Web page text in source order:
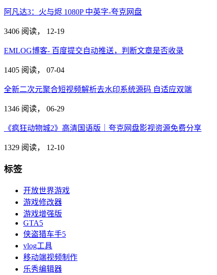
阿凡达3：火与烬 1080P 中英字-夸克网盘
3406 阅读， 12-19
EMLOG博客- 百度提交自动推送，判断文章是否收录
1405 阅读， 07-04
全新二次元聚合短视频解析去水印系统源码 自适应双端
1346 阅读， 06-29
《疯狂动物城2》高清国语版｜夸克网盘影视资源免费分享
1329 阅读， 12-10
标签
开放世界游戏
游戏修改器
游戏增强版
GTA5
侠盗猎车手5
vlog工具
移动端视频制作
乐秀编辑器